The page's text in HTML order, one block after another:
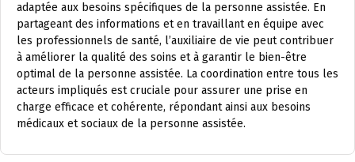
adaptée aux besoins spécifiques de la personne assistée. En
partageant des informations et en travaillant en équipe avec
les professionnels de santé, l’auxiliaire de vie peut contribuer
à améliorer la qualité des soins et à garantir le bien-être
optimal de la personne assistée. La coordination entre tous les
acteurs impliqués est cruciale pour assurer une prise en
charge efficace et cohérente, répondant ainsi aux besoins
médicaux et sociaux de la personne assistée.